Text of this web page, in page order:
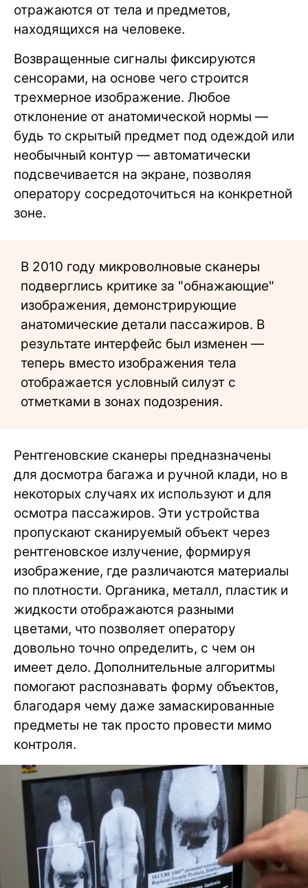
отражаются от тела и предметов,
находящихся на человеке.
Возвращенные сигналы фиксируются
сенсорами, на основе чего строится
трехмерное изображение. Любое
отклонение от анатомической нормы —
будь то скрытый предмет под одеждой или
необычный контур — автоматически
подсвечивается на экране, позволяя
оператору сосредоточиться на конкретной
зоне.
В 2010 году микроволновые сканеры
подверглись критике за "обнажающие"
изображения, демонстрирующие
анатомические детали пассажиров. В
результате интерфейс был изменен —
теперь вместо изображения тела
отображается условный силуэт с
отметками в зонах подозрения.
Рентгеновские сканеры предназначены
для досмотра багажа и ручной клади, но в
некоторых случаях их используют и для
осмотра пассажиров. Эти устройства
пропускают сканируемый объект через
рентгеновское излучение, формируя
изображение, где различаются материалы
по плотности. Органика, металл, пластик и
жидкости отображаются разными
цветами, что позволяет оператору
довольно точно определить, с чем он
имеет дело. Дополнительные алгоритмы
помогают распознавать форму объектов,
благодаря чему даже замаскированные
предметы не так просто провести мимо
контроля.